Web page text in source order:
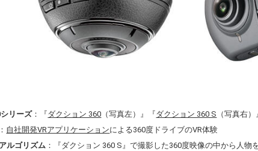
リーズ：『ダクション 360 （写真左）』『ダクション 360 S （写真右
： 自社開発VRアプリケーションによる360度ドライブのVR体験
ルゴリズム ：『ダクション 360 S』で撮影した360度映像の中から人物